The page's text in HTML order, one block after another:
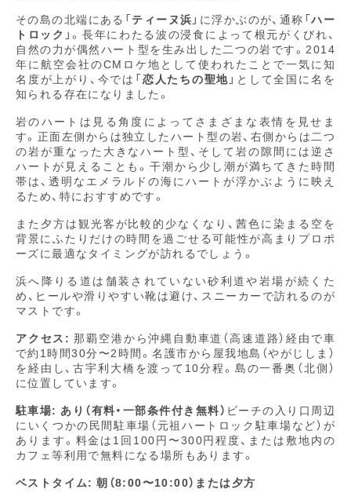
その島の北端にある「ティーヌ浜 」に浮かぶのが、通称「ハー
トロック 」。長年にわたる波の浸食によって根元がくびれ、
自然の力が偶然ハート型を生み出した二つの岩です。2014
年に航空会社のCMロケ地として使われたことで一気に知
名度が上がり、今では「恋人たちの聖地 」として全国に名を
知られる存在になりました。
岩のハートは見る角度によってさまざまな表情を見せま
す。正面左側からは独立したハート型の岩、右側からは二つ
の岩が重なった大きなハート型、そして岩の隙間には逆さ
ハートが見えることも。干潮から少し潮が満ちてきた時間
帯は、透明なエメラルドの海にハートが浮かぶように映え
るため、特におすすめです。
また夕方は観光客が比較的少なくなり、茜色に染まる空を
背景にふたりだけの時間を過ごせる可能性が高まりプロポ
ーズに最適なタイミングが訪れるでしょう。
浜へ降りる道は舗装されていない砂利道や岩場が続くた
め、ヒールや滑りやすい靴は避け、スニーカーで訪れるのが
マストです。
アクセス: 那覇空港から沖縄自動車道（高速道路）経由で車
で約1時間30分〜2時間。名護市から屋我地島（やがじしま）
を経由し、古宇利大橋を渡って10分程。島の一番奥（北側）
に位置しています。
駐車場: あり（有料・一部条件付き無料） ビーチの入り口周辺
にいくつかの民間駐車場（元祖ハートロック駐車場など）が
あります。料金は1回100円〜300円程度、または敷地内の
カフェ等利用で無料になる場所もあります。
ベストタイム: 朝（8:00〜10:00）または夕方